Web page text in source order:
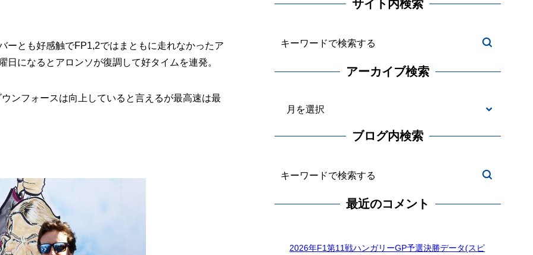
ーとも好感触でFP1,2ではまともに走れなかったア
になるとアロンソが復調して好タイムを連発。
ンフォースは向上していると言えるが最高速は最
サイト内検索
アーカイブ検索
ブログ内検索
最近のコメント
2026年F1第11戦ハンガリーGP予選決勝データ(スピ